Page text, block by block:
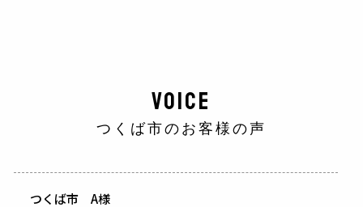
VOICE
つくば市のお客様の声
つくば市 A様